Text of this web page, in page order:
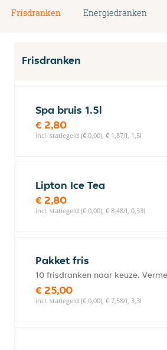
Frisdranken Energiedranken
Frisdranken
Spa bruis 1.5l
€ 2,80
incl. statiegeld (€ 0,00), € 1,87/l, 1,5l
Lipton Ice Tea
€ 2,80
incl. statiegeld (€ 0,00), € 8,48/l, 0,33l
Pakket fris
10 frisdranken naar keuze.
€ 25,00
incl. statiegeld (€ 0,00), € 7,58/l, 3,3l